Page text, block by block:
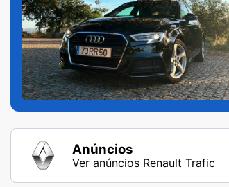
Anúncios
Ver anúncios Renault Trafic